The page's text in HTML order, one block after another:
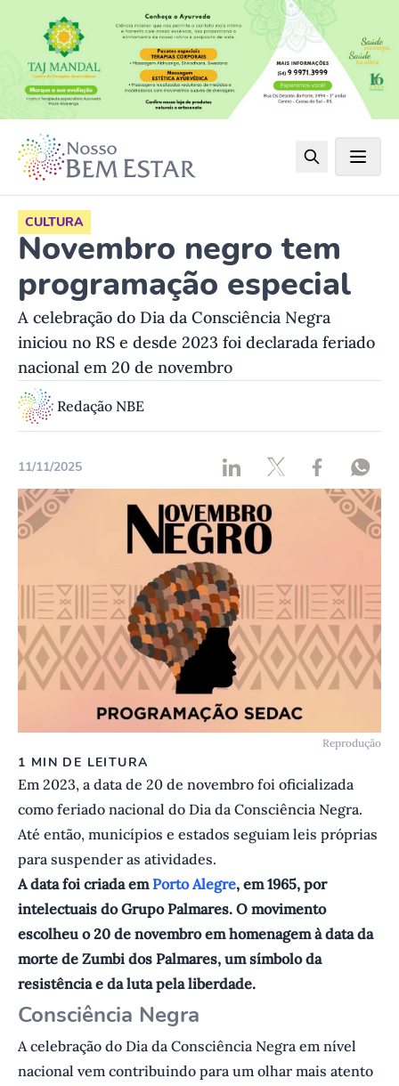
CULTURA
Novembro negro tem
programação especial
A celebração do Dia da Consciência Negra
iniciou no RS e desde 2023 foi declarada feriado
nacional em 20 de novembro
Redação NBE
11/11/2025
Reprodução
1 MIN DE LEITURA
Em 2023, a data de 20 de novembro foi oficializada
como feriado nacional do Dia da Consciência Negra.
Até então, municípios e estados seguiam leis próprias
para suspender as atividades.
A data foi criada emPorto Alegre, em 1965, por
intelectuais do Grupo Palmares. O movimento
escolheu o 20 de novembro em homenagem à data da
morte de Zumbi dos Palmares, um símbolo da
resistência e da luta pela liberdade.
Consciência Negra
A celebração do Dia da Consciência Negra em nível
nacional vem contribuindo para um olhar mais atento